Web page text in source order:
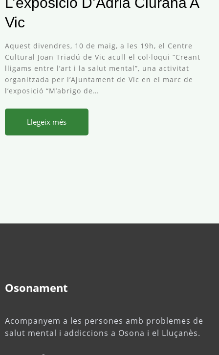
Vic
Aquest divendres, 10 de maig, a les 19h, el Centre
Cultural Joan Triadú de Vic acull el col·loqui “Creant
lligams entre l’art i la salut mental”, una activitat
organitzada per l’Ajuntament de Vic en el marc de
l’exposició “M’abrigo de…
Llegeix més
Osonament
Acompanyem a les persones amb problemes de
salut mental i addiccions a Osona i el Lluçanès.